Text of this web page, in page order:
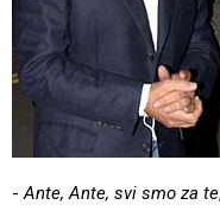
-Ante, Ante, svi smo za te